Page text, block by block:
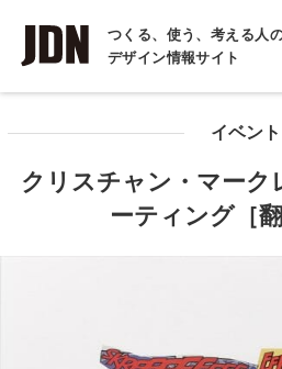
つくる、使う、考える人
デザイン情報サイト
INTERVIEW
インタビュー
COLUMN
イベント
クリスチャン・マー
ーティング［翻